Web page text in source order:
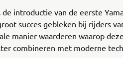
de introductie van de eerste
succes gebleken bij rijders
manier waarderen waarop
combineren met moderne